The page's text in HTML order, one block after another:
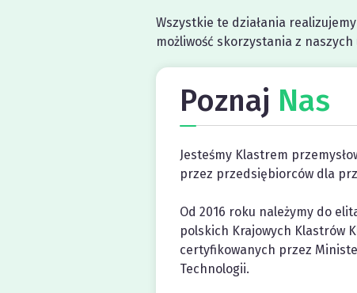
Wszystkie te działania
możliwość skorzystania z
Poznaj Nas
Jesteśmy Klastrem
przez przedsiębiorców dla
Od 2016 roku należymy do
polskich Krajowych Klastrów
certyfikowanych przez
Technologii.